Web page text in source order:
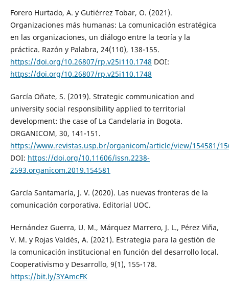
Forero Hurtado, A. y Gutiérrez Tobar, O. (2021).
Organizaciones más humanas: La comunicación estratégica
en las organizaciones, un diálogo entre la teoría y la
práctica. Razón y Palabra, 24(110), 138-155.
https://doi.org/10.26807/rp.v25i110.1748 DOI:
https://doi.org/10.26807/rp.v25i110.1748
García Oñate, S. (2019). Strategic communication and
university social responsibility applied to territorial
development: the case of La Candelaria in Bogota.
ORGANICOM, 30, 141-151.
https://www.revistas.usp.br/organicom/article/view/154581/
DOI: https://doi.org/10.11606/issn.2238-
2593.organicom.2019.154581
García Santamaría, J. V. (2020). Las nuevas fronteras de la
comunicación corporativa. Editorial UOC.
Hernández Guerra, U. M., Márquez Marrero, J. L., Pérez Viña,
V. M. y Rojas Valdés, A. (2021). Estrategia para la gestión de
la comunicación institucional en función del desarrollo local.
Cooperativismo y Desarrollo, 9(1), 155-178.
https://bit.ly/3YAmcFK